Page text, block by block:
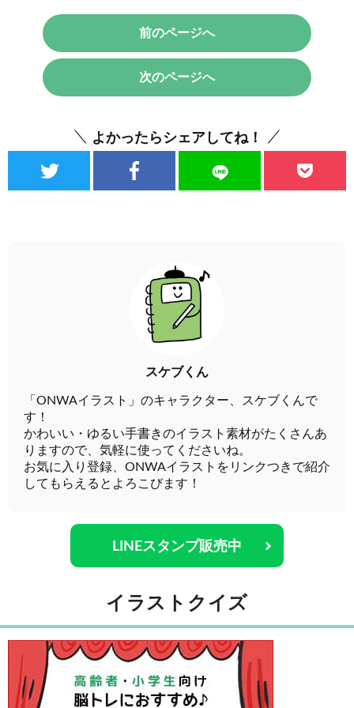
前のページへ
次のページへ
よかったらシェアしてね！
スケブくん
「ONWAイラスト」のキャラクター、スケブくんで
す！
かわいい・ゆるい手書きのイラスト素材がたくさんあ
りますので、気軽に使ってくださいね。
お気に入り登録、ONWAイラストをリンクつきで紹介
してもらえるとよろこびます！
LINEスタンプ販売中
イラストクイズ